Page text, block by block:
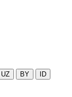
UZ BY ID